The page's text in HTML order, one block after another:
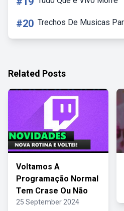
#20 Trechos De Musicas
Related Posts
Voltamos A
Programação Normal
Tem Crase Ou Não
25 September 2024